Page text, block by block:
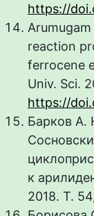
https://
reaction
ferrocene
Univ. Sci.
https://
Барков А.
к
2018. Т.